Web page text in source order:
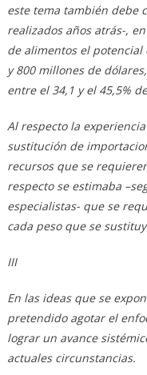
este tema también debe
realizados años atrás-,
de alimentos el
y 800 millones de
entre el 34,1 y el 45,5%
Al respecto la
sustitución de
recursos que se
respecto se estimaba
especialistas- que se
cada peso que se
III
En las ideas que se
pretendido agotar el
lograr un avance
actuales circunstancias.